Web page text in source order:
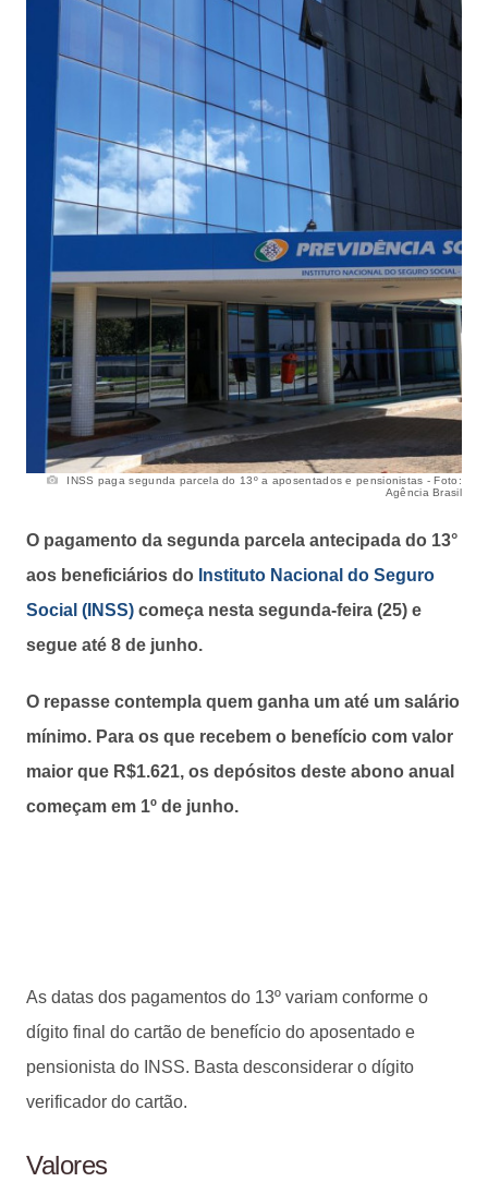
INSS paga segunda parcela do 13º a aposentados e pensionistas - Foto:
Agência Brasil
O pagamento da segunda parcela antecipada do 13°
aos beneficiários do Instituto Nacional do Seguro
Social (INSS) começa nesta segunda-feira (25) e
segue até 8 de junho.
O repasse contempla quem ganha um até um salário
mínimo. Para os que recebem o benefício com valor
maior que R$1.621, os depósitos deste abono anual
começam em 1º de junho.
As datas dos pagamentos do 13º variam conforme o
dígito final do cartão de benefício do aposentado e
pensionista do INSS. Basta desconsiderar o dígito
verificador do cartão.
Valores